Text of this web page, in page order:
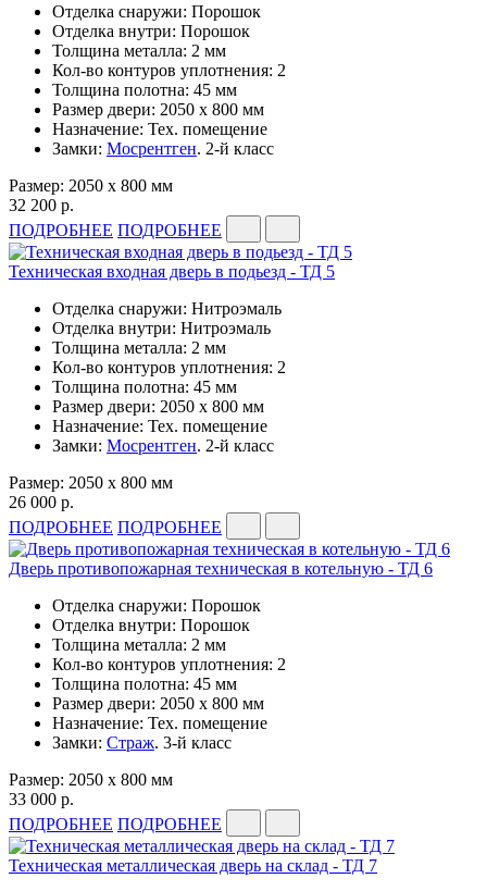
Отделка снаружи: Порошок
Отделка внутри: Порошок
Толщина металла: 2 мм
Кол-во контуров уплотнения: 2
Толщина полотна: 45 мм
Размер двери: 2050 x 800 мм
Назначение: Тех. помещение
Замки: Мосрентген. 2-й класс
Размер: 2050 x 800 мм
32 200 р.
ПОДРОБНЕЕ ПОДРОБНЕЕ
Техническая входная дверь в подьезд - ТД 5
Отделка снаружи: Нитроэмаль
Отделка внутри: Нитроэмаль
Толщина металла: 2 мм
Кол-во контуров уплотнения: 2
Толщина полотна: 45 мм
Размер двери: 2050 x 800 мм
Назначение: Тех. помещение
Замки: Мосрентген. 2-й класс
Размер: 2050 x 800 мм
26 000 р.
ПОДРОБНЕЕ ПОДРОБНЕЕ
Дверь противопожарная техническая в котельную - ТД 6
Отделка снаружи: Порошок
Отделка внутри: Порошок
Толщина металла: 2 мм
Кол-во контуров уплотнения: 2
Толщина полотна: 45 мм
Размер двери: 2050 x 800 мм
Назначение: Тех. помещение
Замки: Страж. 3-й класс
Размер: 2050 x 800 мм
33 000 р.
ПОДРОБНЕЕ ПОДРОБНЕЕ
Техническая металлическая дверь на склад - ТД 7